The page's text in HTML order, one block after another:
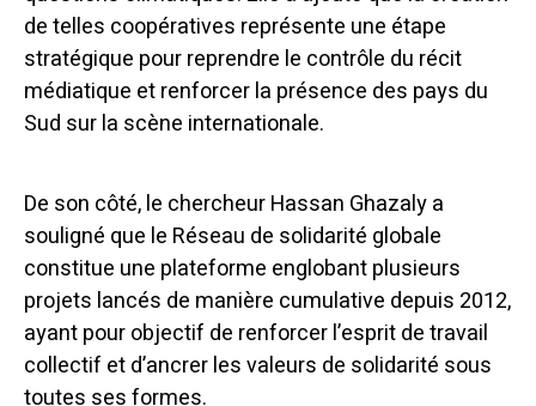
de telles coopératives représente une étape
stratégique pour reprendre le contrôle du récit
médiatique et renforcer la présence des pays du
Sud sur la scène internationale.
De son côté, le chercheur Hassan Ghazaly a
souligné que le Réseau de solidarité globale
constitue une plateforme englobant plusieurs
projets lancés de manière cumulative depuis 2012,
ayant pour objectif de renforcer l’esprit de travail
collectif et d’ancrer les valeurs de solidarité sous
toutes ses formes.